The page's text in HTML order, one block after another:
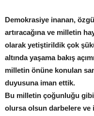
Demokrasiye inanan,
artıracağına ve milletin
olarak yetiştirildik çok
altında yaşama bakış
milletin önüne konulan
duyusuna iman ettik.
Bu milletin çoğunluğu
olursa olsun darbelere ve